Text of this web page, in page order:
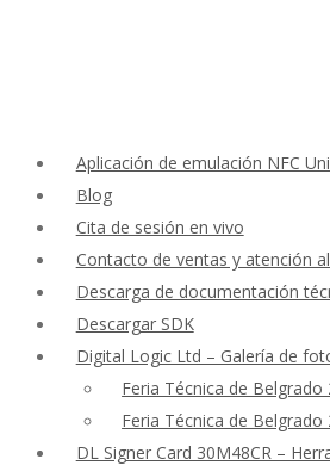
Aplicación de emulación NFC
Blog
Cita de sesión en vivo
Contacto de ventas y atención
Descarga de documentación
Descargar SDK
Digital Logic Ltd – Galería de
Feria Técnica de Belgrado
Feria Técnica de Belgrado
DL Signer Card 30M48CR –